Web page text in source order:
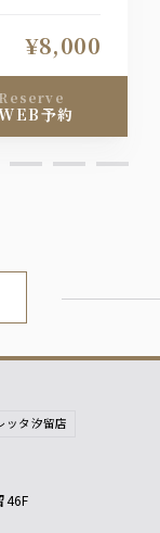
、御電話で
¥8,000
reserve
WEB予約
ッタ汐留店
46F